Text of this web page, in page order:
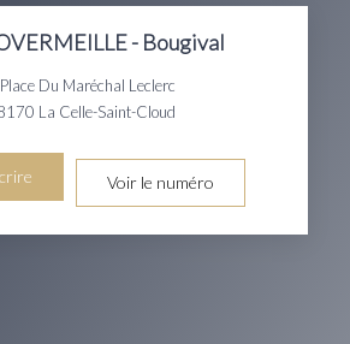
- Bougival
Du Maréchal Leclerc
La Celle-Saint-Cloud
Voir le numéro